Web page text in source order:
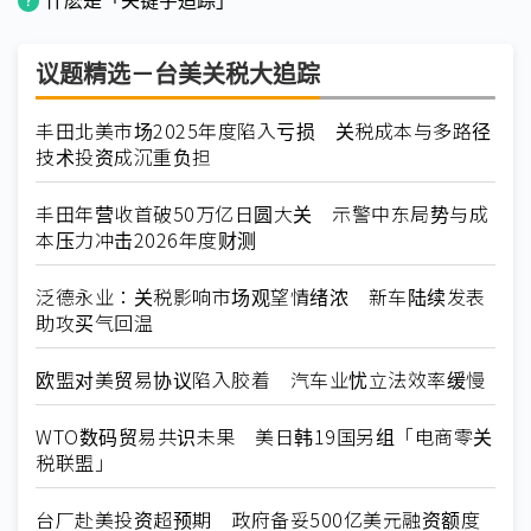
议题精选－台美关税大追踪
丰田北美市场2025年度陷入亏损 关税成本与多路径
技术投资成沉重负担
丰田年营收首破50万亿日圆大关 示警中东局势与成
本压力冲击2026年度财测
泛德永业：关税影响市场观望情绪浓 新车陆续发表
助攻买气回温
欧盟对美贸易协议陷入胶着 汽车业忧立法效率缓慢
WTO数码贸易共识未果 美日韩19国另组「电商零关
税联盟」
台厂赴美投资超预期 政府备妥500亿美元融资额度